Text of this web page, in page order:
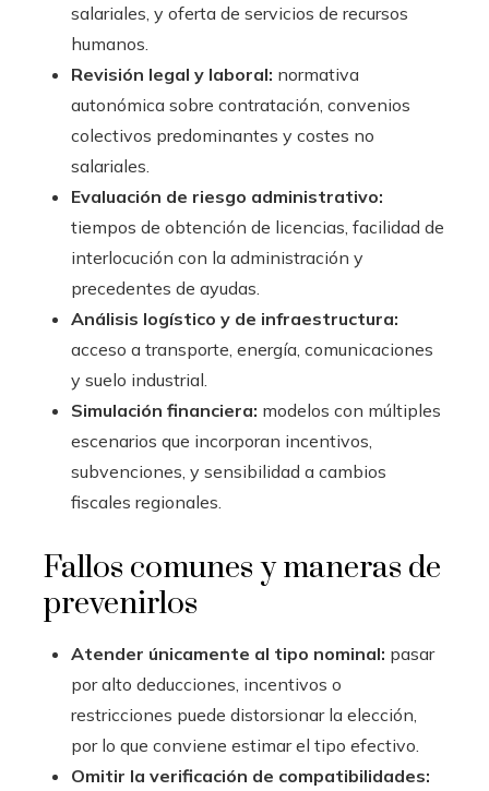
salariales, y oferta de servicios de recursos
humanos.
Revisión legal y laboral: normativa
autonómica sobre contratación, convenios
colectivos predominantes y costes no
salariales.
Evaluación de riesgo administrativo:
tiempos de obtención de licencias, facilidad de
interlocución con la administración y
precedentes de ayudas.
Análisis logístico y de infraestructura:
acceso a transporte, energía, comunicaciones
y suelo industrial.
Simulación financiera: modelos con múltiples
escenarios que incorporan incentivos,
subvenciones, y sensibilidad a cambios
fiscales regionales.
Fallos comunes y maneras de
prevenirlos
Atender únicamente al tipo nominal: pasar
por alto deducciones, incentivos o
restricciones puede distorsionar la elección,
por lo que conviene estimar el tipo efectivo.
Omitir la verificación de compatibilidades: